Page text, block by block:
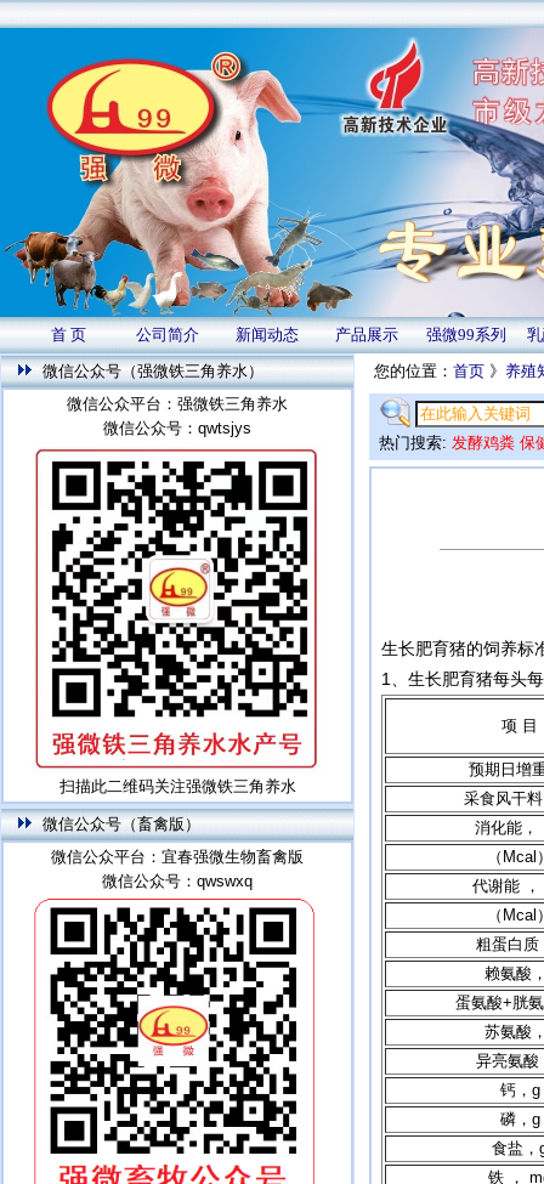
首 页 公司简介 新闻动态 产品展示 强微99系列
微信公众号（强微铁三角养水）
微信公众平台：强微铁三角养水
微信公众号：qwtsjys
扫描此二维码关注强微铁三角养水
微信公众号（畜禽版）
微信公众平台：宜春强微生物畜禽版
微信公众号：qwswxq
您的位置： 首页 》 养殖
热门搜索: 发酵鸡粪 保
生长肥育猪的饲养标
1、生长肥育猪每头
项 目
预期日增
采食风干
消化能，
（Mcal
代谢能
（Mcal
粗蛋白质
赖氨酸
蛋氨酸+胱
苏氨酸
异亮氨酸
钙，g
磷，g
食盐，
铁 ，